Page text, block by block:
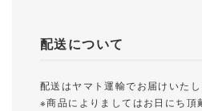
配送について
配送はヤマト運輸でお届けいたし
※商品によりましてはお日にち頂